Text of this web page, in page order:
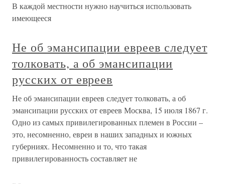
В каждой местности нужно научиться использовать
имеющееся
Не об эмансипации евреев следует
толковать, а об эмансипации
русских от евреев
Не об эмансипации евреев следует толковать, а об
эмансипации русских от евреев Москва, 15 июля 1867 г.
Одно из самых привилегированных племен в России –
это, несомненно, евреи в наших западных и южных
губерниях. Несомненно и то, что такая
привилегированность составляет не